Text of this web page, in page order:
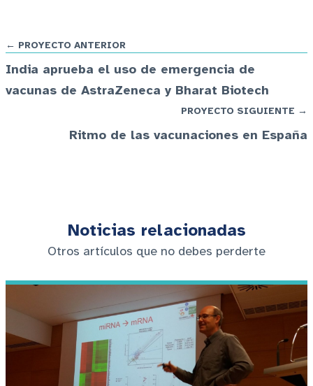
← PROYECTO ANTERIOR
India aprueba el uso de emergencia de
vacunas de AstraZeneca y Bharat Biotech
PROYECTO SIGUIENTE →
Ritmo de las vacunaciones en España
Noticias relacionadas
Otros artículos que no debes perderte